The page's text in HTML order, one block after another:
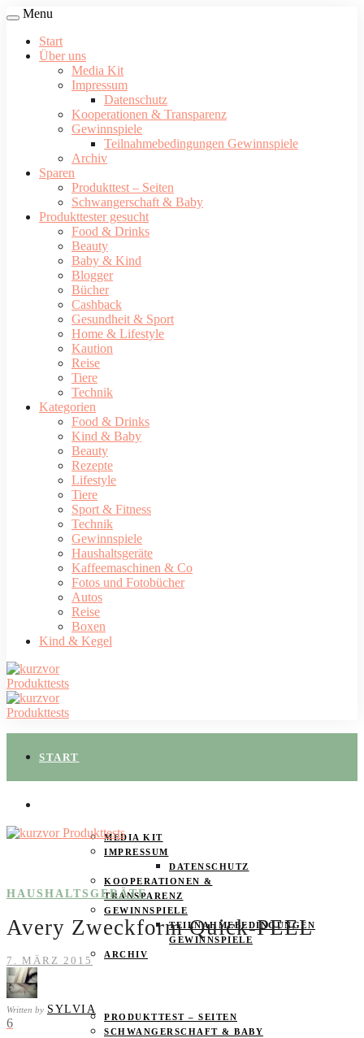
Menu
Start
Über uns
Media Kit
Impressum
Datenschutz
Kooperationen & Transparenz
Gewinnspiele
Teilnahmebedingungen Gewinnspiele
Archiv
Sparen
Produkttest – Seiten
Schwangerschaft & Baby
Produkttester gesucht
Food & Drinks
Beauty
Baby & Kind
Blogger
Bücher
Cashback
Gesundheit & Sport
Home & Lifestyle
Kaution
Reise
Tiere
Technik
Kategorien
Food & Drinks
Kind & Baby
Beauty
Rezepte
Lifestyle
Tiere
Sport & Fitness
Technik
Gewinnspiele
Haushaltsgeräte
Kaffeemaschinen & Co
Fotos und Fotobücher
Autos
Reise
Boxen
Kind & Kegel
START
MEDIA KIT
IMPRESSUM
DATENSCHUTZ
KOOPERATIONEN &
TRANSPARENZ
GEWINNSPIELE
TEILNAHMEBEDINGUNGEN
GEWINNSPIELE
ARCHIV
PRODUKTTEST – SEITEN
SCHWANGERSCHAFT & BABY
HAUSHALTSGERÄTE
Avery Zweckform Quick-PEEL
7. MÄRZ 2015
Written by SYLVIA
6